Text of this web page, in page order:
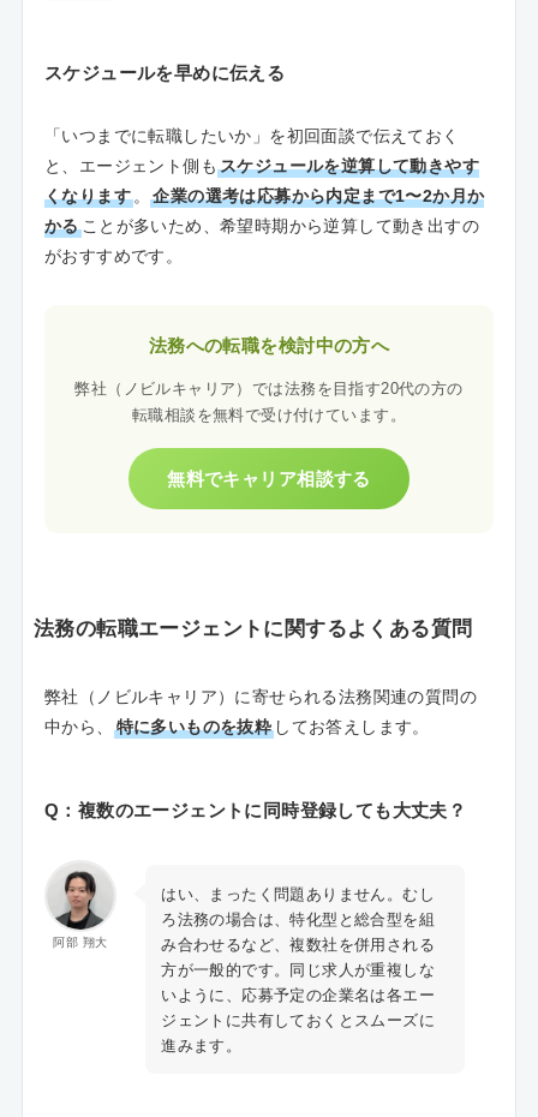
スケジュールを早めに伝える
「いつまでに転職したいか」を初回面談で伝えておく
と、エージェント側も スケジュールを逆算して動きやす
くなります。企業の選考は応募から内定まで1〜2か月か
かることが多いため、希望時期から逆算して動き出すの
がおすすめです。
法務への転職を検討中の方へ
弊社（ノビルキャリア）では法務を目指す20代の方の
転職相談を無料で受け付けています。
無料でキャリア相談する
法務の転職エージェントに関するよくある質問
弊社（ノビルキャリア）に寄せられる法務関連の質問の
中から、
特に多いものを抜粋 してお答えします。
Q：複数のエージェントに同時登録しても大丈夫？
阿部 翔大
はい、まったく問題ありません。むし
ろ法務の場合は、特化型と総合型を組
み合わせるなど、複数社を併用される
方が一般的です。同じ求人が重複しな
いように、応募予定の企業名は各エー
ジェントに共有しておくとスムーズに
進みます。